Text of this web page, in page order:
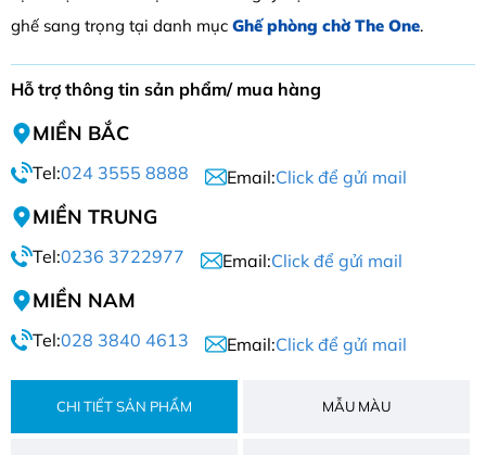
ghế sang trọng tại danh mục Ghế phòng chờ The One.
Hỗ trợ thông tin sản phẩm/ mua hàng
MIỀN BẮC
Tel:024 3555 8888 Email:Click để gửi mail
MIỀN TRUNG
Tel:0236 3722977 Email:Click để gửi mail
MIỀN NAM
Tel:028 3840 4613 Email:Click để gửi mail
CHI TIẾT SẢN PHẨM MẪU MÀU